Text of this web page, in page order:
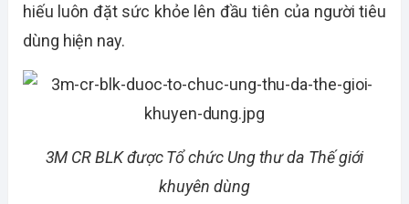
hiếu luôn đặt sức khỏe lên đầu tiên của người tiêu
dùng hiện nay.
3M CR BLK được Tổ chức Ung thư da Thế giới
khuyên dùng